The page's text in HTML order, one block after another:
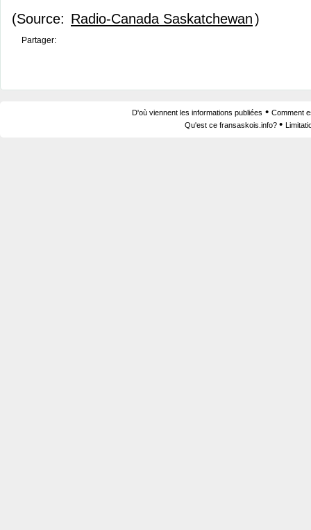
(Source: Radio-Canada Saskatchewan)
Partager:
D'où viennent les informations publiées • Comment
Qu'est ce fransaskois.info? •